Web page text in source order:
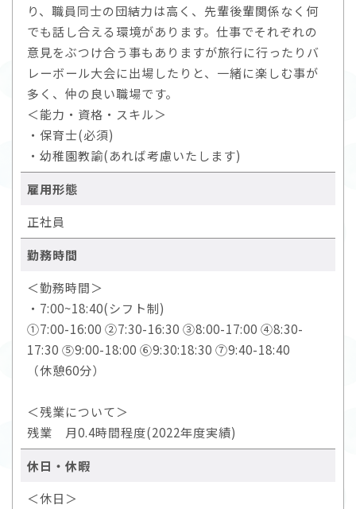
り、職員同士の団結力は高く、先輩後輩関係なく何
でも話し合える環境があります。仕事でそれぞれの
意見をぶつけ合う事もありますが旅行に行ったりバ
レーボール大会に出場したりと、一緒に楽しむ事が
多く、仲の良い職場です。
＜能力・資格・スキル＞
・保育士(必須)
・幼稚園教諭(あれば考慮いたします)
雇用形態
正社員
勤務時間
＜勤務時間＞
・7:00~18:40(シフト制)
①7:00-16:00 ②7:30-16:30 ③8:00-17:00 ④8:30-
17:30 ⑤9:00-18:00 ⑥9:30:18:30 ⑦9:40-18:40
（休憩60分）
＜残業について＞
残業 月0.4時間程度(2022年度実績)
休日・休暇
＜休日＞